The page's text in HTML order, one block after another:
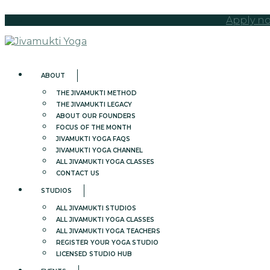
Apply
ABOUT
THE JIVAMUKTI METHOD
THE JIVAMUKTI LEGACY
ABOUT OUR FOUNDERS
FOCUS OF THE MONTH
JIVAMUKTI YOGA FAQS
JIVAMUKTI YOGA CHANNEL
ALL JIVAMUKTI YOGA CLASSES
CONTACT US
STUDIOS
ALL JIVAMUKTI STUDIOS
ALL JIVAMUKTI YOGA CLASSES
ALL JIVAMUKTI YOGA TEACHERS
REGISTER YOUR YOGA STUDIO
LICENSED STUDIO HUB